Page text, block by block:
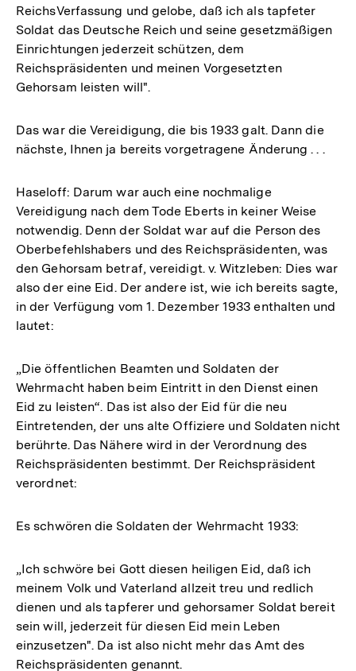
ReichsVerfassung und gelobe, daß ich als tapfeter
Soldat das Deutsche Reich und seine gesetzmäßigen
Einrichtungen jederzeit schützen, dem
Reichspräsidenten und meinen Vorgesetzten
Gehorsam leisten will".
Das war die Vereidigung, die bis 1933 galt. Dann die
nächste, Ihnen ja bereits vorgetragene Änderung . . .
Haseloff: Darum war auch eine nochmalige
Vereidigung nach dem Tode Eberts in keiner Weise
notwendig. Denn der Soldat war auf die Person des
Oberbefehlshabers und des Reichspräsidenten, was
den Gehorsam betraf, vereidigt. v. Witzleben: Dies war
also der eine Eid. Der andere ist, wie ich bereits sagte,
in der Verfügung vom 1. Dezember 1933 enthalten und
lautet:
„Die öffentlichen Beamten und Soldaten der
Wehrmacht haben beim Eintritt in den Dienst einen
Eid zu leisten“. Das ist also der Eid für die neu
Eintretenden, der uns alte Offiziere und Soldaten nicht
berührte. Das Nähere wird in der Verordnung des
Reichspräsidenten bestimmt. Der Reichspräsident
verordnet:
Es schwören die Soldaten der Wehrmacht 1933:
„Ich schwöre bei Gott diesen heiligen Eid, daß ich
meinem Volk und Vaterland allzeit treu und redlich
dienen und als tapferer und gehorsamer Soldat bereit
sein will, jederzeit für diesen Eid mein Leben
einzusetzen". Da ist also nicht mehr das Amt des
Reichspräsidenten genannt.